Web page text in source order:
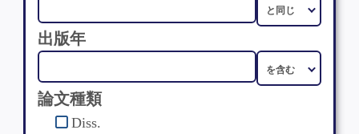
出版年
論文種類
Diss.